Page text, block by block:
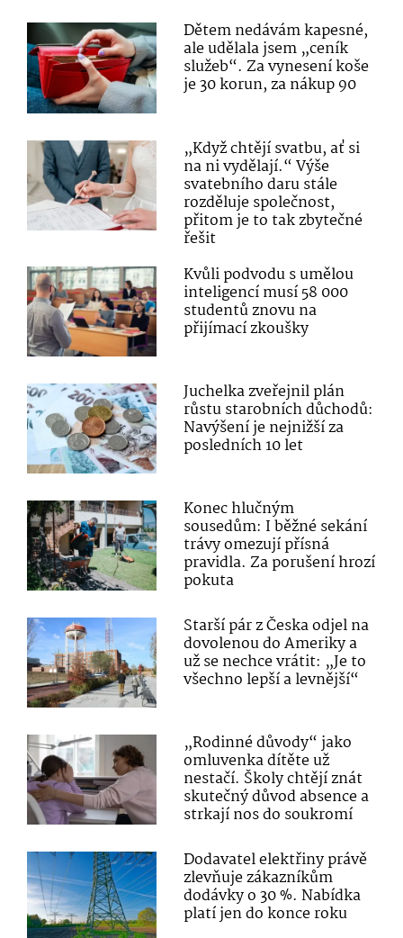
Dětem nedávám kapesné,
ale udělala jsem „ceník
služeb“. Za vynesení koše
je 30 korun, za nákup 90
„Když chtějí svatbu, ať si
na ni vydělají.“ Výše
svatebního daru stále
rozděluje společnost,
přitom je to tak zbytečné
řešit
Kvůli podvodu s umělou
inteligencí musí 58 000
studentů znovu na
přijímací zkoušky
Juchelka zveřejnil plán
růstu starobních důchodů:
Navýšení je nejnižší za
posledních 10 let
Konec hlučným
sousedům: I běžné sekání
trávy omezují přísná
pravidla. Za porušení hrozí
pokuta
Starší pár z Česka odjel na
dovolenou do Ameriky a
už se nechce vrátit: „Je to
všechno lepší a levnější“
„Rodinné důvody“ jako
omluvenka dítěte už
nestačí. Školy chtějí znát
skutečný důvod absence a
strkají nos do soukromí
Dodavatel elektřiny právě
zlevňuje zákazníkům
dodávky o 30 %. Nabídka
platí jen do konce roku